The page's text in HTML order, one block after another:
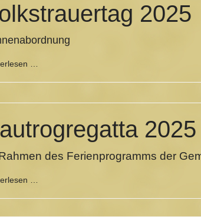
2025
…
2025
des Ferienprogramms der
…